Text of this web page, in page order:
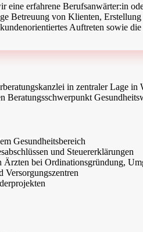
eine erfahrene Berufsanwärter:in
Betreuung von Klienten, Erstellung
Auftreten sowie
in zentraler Lage
Beratungsschwerpunkt
Gesundheitsbereich
und Steuererklärungen
bei Ordinationsgründung,
Versorgungszentren